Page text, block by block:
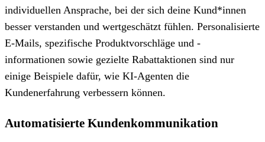
individuellen Ansprache, bei der sich deine Kund*innen
besser verstanden und wertgeschätzt fühlen. Personalisierte
E-Mails, spezifische Produktvorschläge und -
informationen sowie gezielte Rabattaktionen sind nur
einige Beispiele dafür, wie KI-Agenten die
Kundenerfahrung verbessern können.
Automatisierte Kundenkommunikation